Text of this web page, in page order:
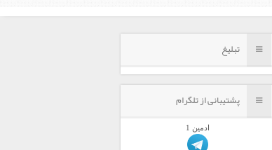
تبلیغ
پشتیبانی از تلگرام
ادمين 1